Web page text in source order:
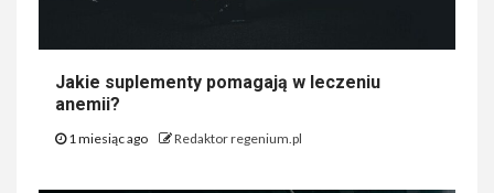
Jakie suplementy pomagają w leczeniu
anemii?
1 miesiąc ago Redaktor regenium.pl